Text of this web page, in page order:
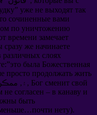
” уже не выходят так
сочиненные вами
по уничтожению
времени замечает
сразу же начинаете
различных слоях
:”это была Божественная
просто продолжать жить
! ۽, ممڪن آهي, Бог сменит свой
не согласен – в канаву и
быть
…почти нету).